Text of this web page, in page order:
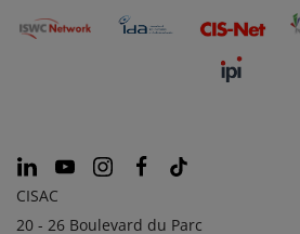
CISAC
20 - 26 Boulevard du Parc